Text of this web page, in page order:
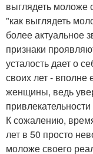
выглядеть моложе
"как выглядеть
более актуальное
признаки
усталость дает о
своих лет - вполне
женщины, ведь
К сожалению,
лет в 50 просто
моложе своего